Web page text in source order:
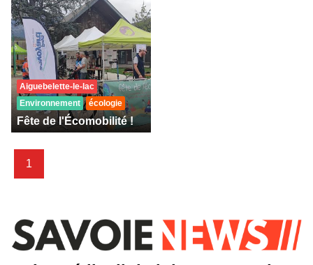
Aiguebelette-le-lac
Environnement
écologie
Fête de l'Écomobilité !
1